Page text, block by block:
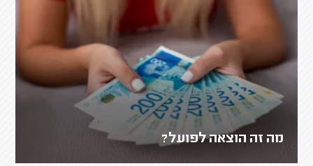
מה זה הוצאה לפועל?